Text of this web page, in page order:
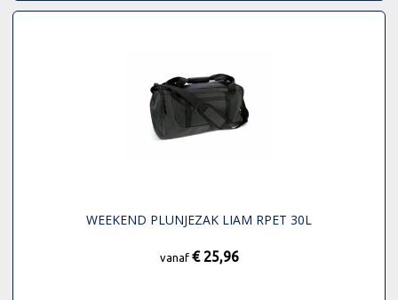
WEEKEND PLUNJEZAK LIAM RPET 30L
vanaf € 25,96